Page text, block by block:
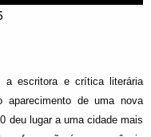
Mute
a escritora e crítica literária
aparecimento de uma nova
deu lugar a uma cidade mais